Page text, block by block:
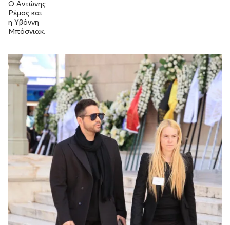
Ο Αντώνης
Ρέμος και
η Υβόννη
Μπόσνιακ.